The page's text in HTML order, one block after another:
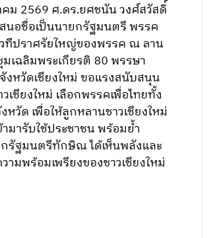
ม 2569 ศ.ดร.ยศชนัน วงศ์สวัสดิ์
นอชื่อเป็นนายกรัฐมนตรี พรรค
วทีปราศรัยใหญ่ของพรรค ณ ลาน
เฉลิมพระเกียรติ 80 พรรษา
งหวัดเชียงใหม่ ขอแรงสนับสนุน
เชียงใหม่ เลือกพรรคเพื่อไทยทั้ง
หวัด เพื่อให้ลูกหลานชาวเชียงใหม่
ามารับใช้ประชาชน พร้อมย้ำ
รัฐมนตรีทักษิณ ได้เห็นพลังและ
ามพร้อมเพรียงของชาวเชียงใหม่